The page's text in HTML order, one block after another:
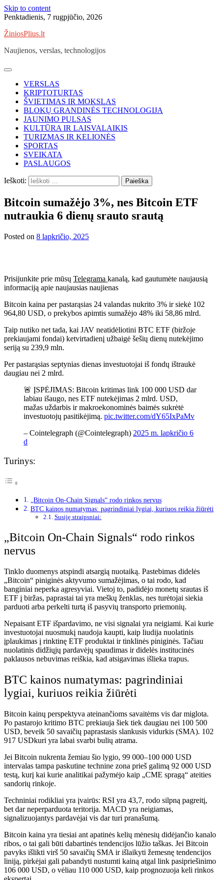
Skip to content
Penktadienis, 7 rugpjūčio, 2026
ŽiniosPlius.lt
Naujienos, verslas, technologijos
VERSLAS
KRIPTOTURTAS
ŠVIETIMAS IR MOKSLAS
BLOKŲ GRANDINĖS TECHNOLOGIJA
JAUNIMO PULSAS
KULTŪRA IR LAISVALAIKIS
TURIZMAS IR KELIONĖS
SPORTAS
SVEIKATA
PASLAUGOS
Ieškoti:
Bitcoin sumažėjo 3%, nes Bitcoin ETF
nutraukia 6 dienų srauto srautą
Posted on 8 lapkričio, 2025
Prisijunkite prie mūsų Telegrama kanalą, kad gautumėte naujausią
informaciją apie naujausias naujienas
Bitcoin kaina per pastarąsias 24 valandas nukrito 3% ir siekė 102
964,80 USD, o prekybos apimtis sumažėjo 48% iki 58,86 mlrd.
Taip nutiko net tada, kai JAV neatidėliotini BTC ETF (biržoje
prekiaujami fondai) ketvirtadienį užbaigė šešių dienų nutekėjimo
seriją su 239,9 mln.
Per pastarąsias septynias dienas investuotojai iš fondų ištraukė
daugiau nei 2 mlrd.
🚨 ĮSPĖJIMAS: Bitcoin kritimas link 100 000 USD dar
labiau išaugo, nes ETF nutekėjimas 2 mlrd. USD,
mažas uždarbis ir makroekonominės baimės sukrėtė
investuotojų pasitikėjimą. pic.twitter.com/dY65IxPaMv
– Cointelegraph (@Cointelegraph) 2025 m. lapkričio 6
d
Turinys:
„Bitcoin On-Chain Signals“ rodo rinkos nervus
BTC kainos numatymas: pagrindiniai lygiai, kuriuos reikia žiūrėti
Susiję straipsniai:
„Bitcoin On-Chain Signals“ rodo rinkos
nervus
Tinklo duomenys atspindi atsargią nuotaiką. Pastebimas didelės
„Bitcoin“ piniginės aktyvumo sumažėjimas, o tai rodo, kad
banginiai neperka agresyviai. Vietoj to, padidėjo monetų srautas iš
ETF į biržas, paprastai tai yra meškų ženklas, nes turėtojai siekia
parduoti arba perkelti turtą iš pasyvių transporto priemonių.
Nepaisant ETF išpardavimo, ne visi signalai yra neigiami. Kai kurie
investuotojai nuosmukį naudoja kaupti, kaip liudija nuolatinis
įplaukimas į rinktinę ETF produktai ir tinklinės piniginės. Tačiau
nuolatinis didžiųjų pardavėjų spaudimas ir didelės institucinės
paklausos nebuvimas reiškia, kad atsigavimas išlieka trapus.
BTC kainos numatymas: pagrindiniai
lygiai, kuriuos reikia žiūrėti
Bitcoin kainų perspektyva ateinančioms savaitėms vis dar miglota.
Po pastarojo kritimo BTC prekiauja šiek tiek daugiau nei 100 500
USD, beveik 50 savaičių paprastasis slankusis vidurkis (SMA). 102
917 USDkuri yra labai svarbi bulių atrama.
Jei Bitcoin nukrenta žemiau šio lygio, 99 000–100 000 USD
intervalas tampa paskutine technine zona prieš galimą 92 000 USD
testą, kurį kai kurie analitikai pažymėjo kaip „CME spragą“ ateities
sandorių rinkoje.​
Techniniai rodikliai yra įvairūs: RSI yra 43,7, rodo silpną pagreitį,
bet dar neperparduota teritorija. MACD yra neigiamas,
signalizuojantys pardavėjai vis dar turi pranašumą.
Bitcoin kaina yra tiesiai ant apatinės kelių mėnesių didėjančio kanalo
ribos, o tai gali būti dabartinės tendencijos lūžio taškas. Jei Bitcoin
pavyks išlikti virš 50 savaičių SMA ir išlaikyti žemesnę tendencijos
liniją, pirkėjai gali pabandyti nustumti kainą atgal link pasipriešinimo
106 000 USD, o vėliau 110 000 USD, kaip prognozuoja keli rinkos